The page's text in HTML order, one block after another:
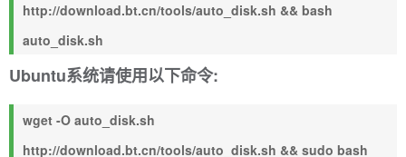
http://download.bt.cn/tools/auto_disk.sh && bash
auto_disk.sh
Ubuntu系统请使用以下命令:
wget -O auto_disk.sh
http://download.bt.cn/tools/auto_disk.sh && sudo bash